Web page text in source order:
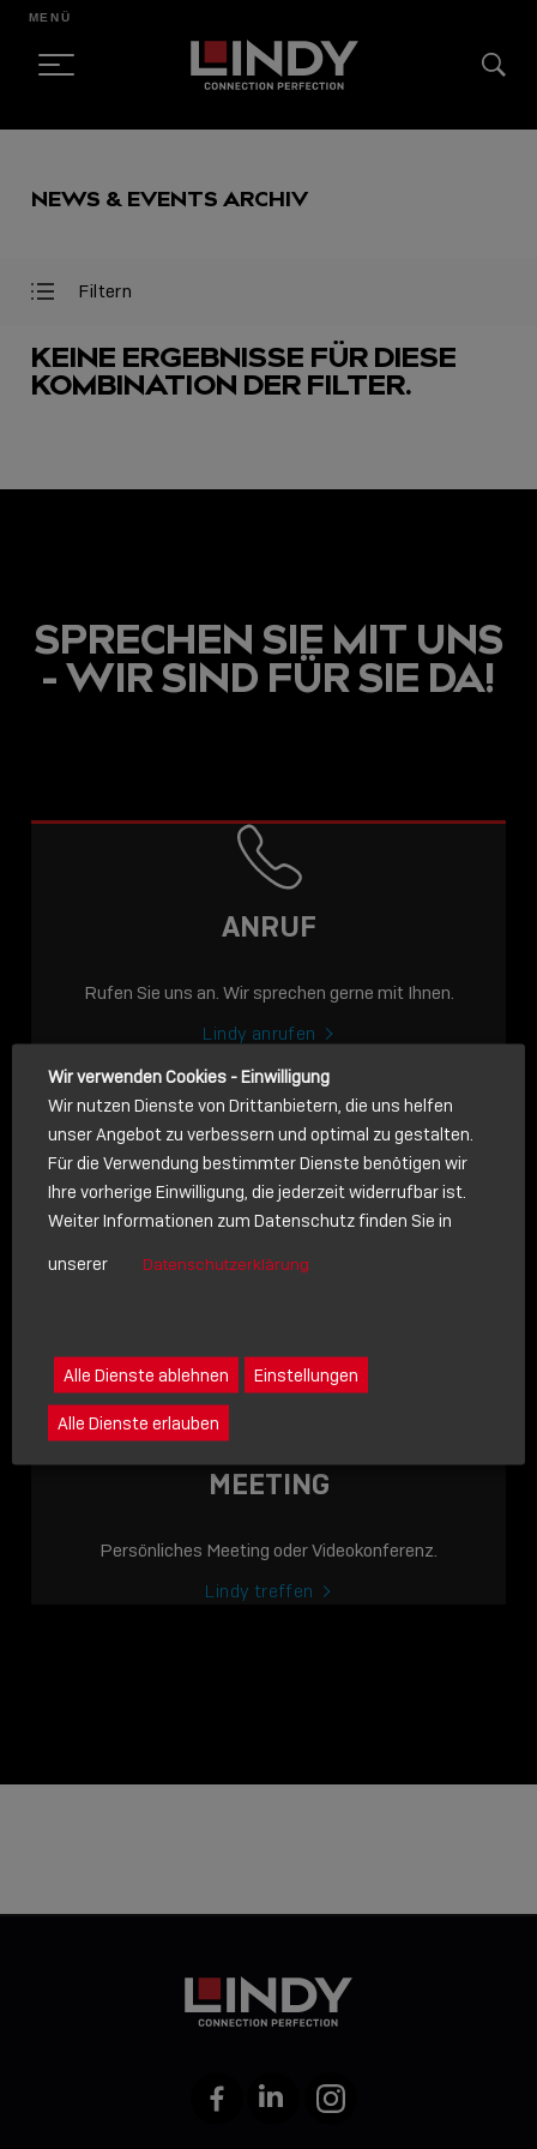
CONTENT
MENÜ
NEWS & EVENTS ARCHIV
Filter
Filter
Filtern
USB-C ÜBER LANGE
DISTANZEN: AKTIVE
USB-C-KABEL FÜR
STABILE 10 GBIT/S BIS
LINDY ACADEMY
JETZT ONLINE
VERFÜGBAR: DIE
LINDY ACADEMY –
WISSEN, DAS
KEINE ERGEBNISSE FÜR DIESE
KOMBINATION DER FILTER.
SPRECHEN SIE MIT UNS
- WIR SIND FÜR SIE DA!
ANRUF
Rufen Sie uns an. Wir sprechen gerne mit Ihnen.
Lindy anrufen
NACHRICHT
Schreiben Sie lieber? Dann schicken Sie uns gerne eine
MEETING
Persönliches Meeting oder Videokonferenz.
Lindy treffen
FacebookLinkedIn Instagram
Wir verwenden Cookies - Einwilligung
Wir nutzen Dienste von Drittanbietern, die uns helfen
unser Angebot zu verbessern und optimal zu gestalten.
Für die Verwendung bestimmter Dienste benötigen wir
Ihre vorherige Einwilligung, die jederzeit widerrufbar ist.
Weiter Informationen zum Datenschutz finden Sie in
unserer
Datenschutzerklärung
Alle Dienste ablehnen Einstellungen
Alle Dienste erlauben